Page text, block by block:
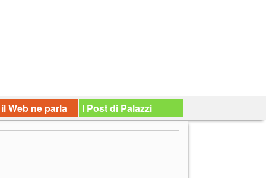
Web ne parla I Post di Palazzi